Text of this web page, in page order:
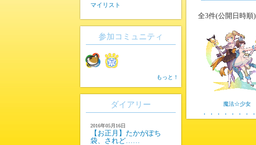
全3件(公開日時順)
魔法☆少女
マイリスト
参加コミュニティ
もっと！
ダイアリー
2016年05月16日
【お正月】たかがぽち
袋、されど……